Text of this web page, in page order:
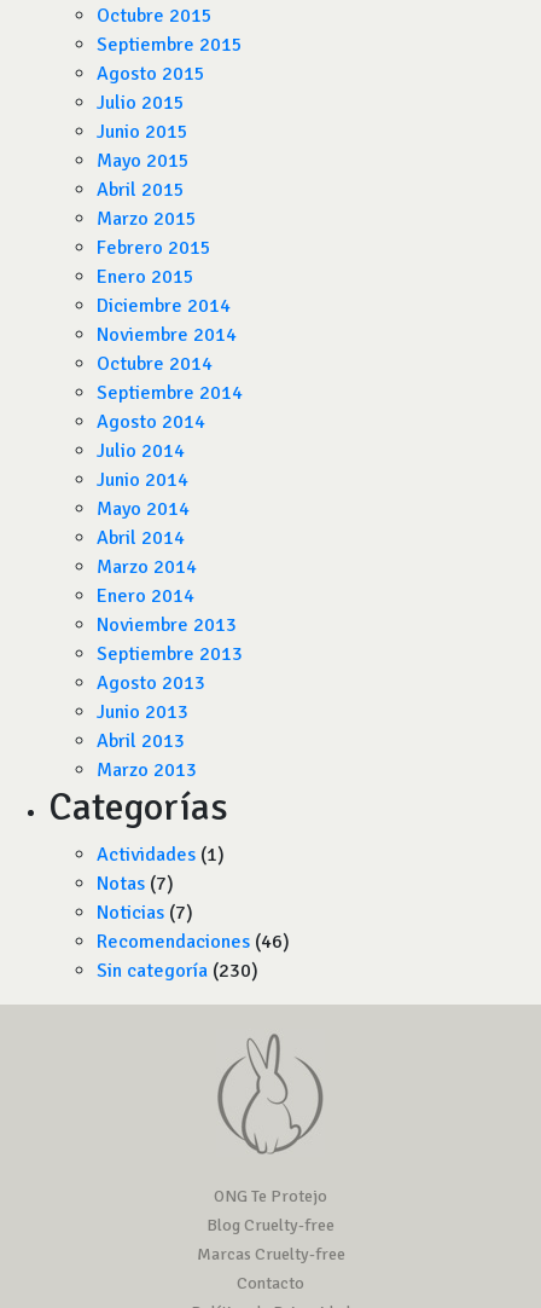
Octubre 2015
Septiembre 2015
Agosto 2015
Julio 2015
Junio 2015
Mayo 2015
Abril 2015
Marzo 2015
Febrero 2015
Enero 2015
Diciembre 2014
Noviembre 2014
Octubre 2014
Septiembre 2014
Agosto 2014
Julio 2014
Junio 2014
Mayo 2014
Abril 2014
Marzo 2014
Enero 2014
Noviembre 2013
Septiembre 2013
Agosto 2013
Junio 2013
Abril 2013
Marzo 2013
Categorías
Actividades (1)
Notas (7)
Noticias (7)
Recomendaciones (46)
Sin categoría (230)
ONG Te Protejo
Blog Cruelty-free
Marcas Cruelty-free
Contacto